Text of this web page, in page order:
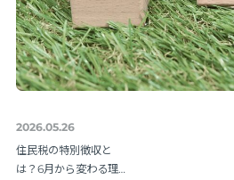
2026.05.26
住民税の特別徴収と
は？6月から変わる理由